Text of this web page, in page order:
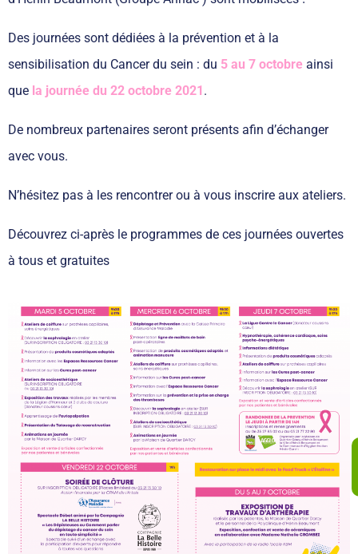
Des journées sont dédiées à la prévention et à la
sensibilisation du Cancer du sein : du 5 au 7 octobre ainsi
que la journée du 22 octobre 2021.
De nombreux partenaires seront présents afin d’échanger
avec vous.
N’hésitez pas à les rencontrer ou à vous inscrire aux ateliers.
Découvrez ci-après le programmes de ces journées ouvertes
à tous et gratuites